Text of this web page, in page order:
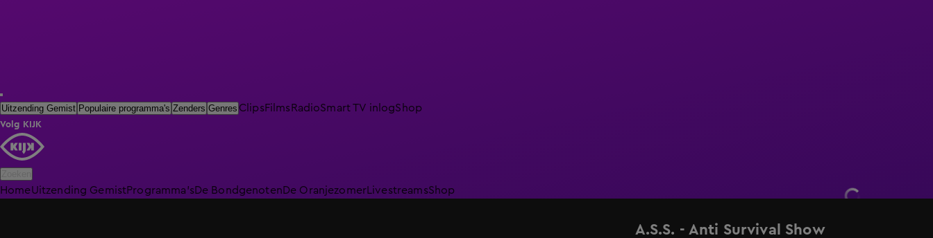
Uitzending Gemist Populaire programma's Zenders Genres ClipsFilmsRadioSmart TV inlogShop
Volg KIJK
HomeUitzending GemistProgramma'sDe BondgenotenDe Oranjezomer LivestreamsShop
A.S.S. - Anti Survival Show